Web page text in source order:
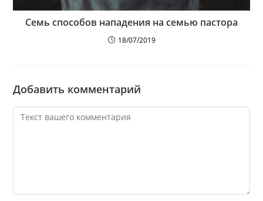
Семь способов нападения на семью пастора
18/07/2019
Добавить комментарий